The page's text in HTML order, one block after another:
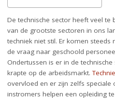
De technische sector heeft veel te
van de grootste sectoren in ons
techniek niet stil. Er komen
de vraag naar geschoold
Ondertussen is er in de
krapte op de arbeidsmarkt.
overvloed en er zijn zelfs speciale
instromers helpen een opleiding